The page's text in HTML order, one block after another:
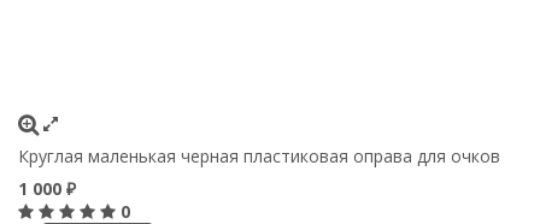
Круглая маленькая черная пластиковая оправа для очков
1 000 ₽
0